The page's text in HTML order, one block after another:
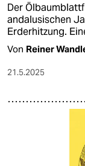
Der
andalusischen
Erderhitzung.
Von Reiner
21.5.2025